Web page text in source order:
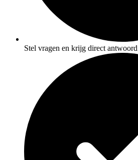
Stel vragen en krijg direct antwoord